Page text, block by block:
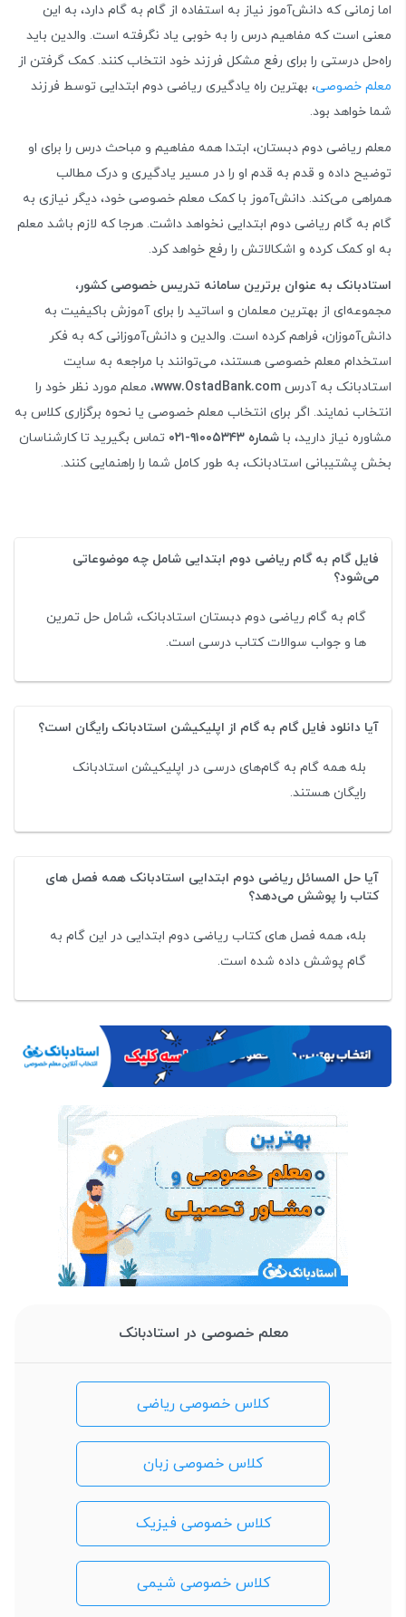
اما زمانی که دانش‌آموز نیاز به استفاده از گام به گام دارد، به این
معنی است که مفاهیم درس را به خوبی یاد نگرفته است. والدین باید
راه‌حل درستی را برای رفع مشکل فرزند خود انتخاب کنند. کمک گرفتن از
معلم خصوصی، بهترین راه یادگیری ریاضی دوم ابتدایی توسط فرزند
شما خواهد بود.
معلم ریاضی دوم دبستان، ابتدا همه مفاهیم و مباحث درس‌ را برای او
توضیح داده و قدم به قدم او را در مسیر یادگیری و درک مطالب
همراهی می‌کند. دانش‌آموز با کمک معلم خصوصی خود، دیگر نیازی به
گام به گام ریاضی دوم ابتدایی نخواهد داشت. هرجا که لازم باشد معلم
به او کمک کرده و اشکالاتش را رفع خواهد کرد.
استادبانک به عنوان برترین سامانه تدریس خصوصی کشور،
مجموعه‌ای از بهترین معلمان و اساتید را برای آموزش باکیفیت به
دانش‌آموزان، فراهم کرده است. والدین و دانش‌آموزانی که به فکر
استخدام معلم خصوصی هستند، می‌توانند با مراجعه به سایت
استادبانک به آدرس www.OstadBank.com، معلم مورد نظر خود را
انتخاب نمایند. اگر برای انتخاب معلم خصوصی یا نحوه برگزاری کلاس به
مشاوره نیاز دارید، با شماره ۹۱۰۰۵۳۴۳-۰۲۱
تماس بگیرید تا کارشناسان
بخش پشتیبانی استادبانک، به طور کامل شما را راهنمایی کنند.
فایل گام به گام ریاضی دوم ابتدایی شامل چه موضوعاتی
می‌شود؟
گام به گام ریاضی دوم دبستان استادبانک، شامل حل تمرین
ها و جواب سوالات کتاب درسی است.
آیا دانلود فایل گام به گام از اپلیکیشن استادبانک رایگان است؟
بله همه گام به گام‌های درسی در اپلیکیشن استادبانک
رایگان هستند.
آیا حل المسائل ریاضی دوم ابتدایی استادبانک همه فصل های
کتاب را پوشش می‌دهد؟
بله، همه فصل های کتاب ریاضی دوم ابتدایی در این گام به
گام پوشش داده شده است.
معلم خصوصی در استادبانک
کلاس خصوصی ریاضی
کلاس خصوصی زبان
کلاس خصوصی فیزیک
کلاس خصوصی شیمی